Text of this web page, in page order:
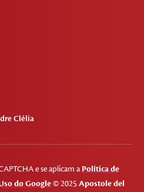
Clélia
e se aplicam a Política de
do Google© 2025Apostole del